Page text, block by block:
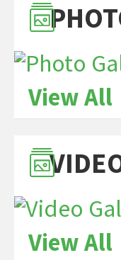
View All
View All